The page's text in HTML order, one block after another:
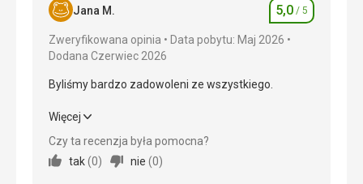
Okolica 5,0/ 5
Usługi
Cena
Plaża
Plaża jest piękna, czysta, mnóstwo leżaków, morze
jest piękne.
Jana M. Ocena
5,0 / 5
Zweryfikowana opinia
Data pobytu: Maj 2026
Dodana Czerwiec 2026
Byliśmy bardzo zadowoleni ze wszystkiego.
Byliśmy bardzo zadowoleni ze wszystkiego.
Wyżywienie
Więcej
Czy ta recenzja była pomocna?
tak(0) nie (0)